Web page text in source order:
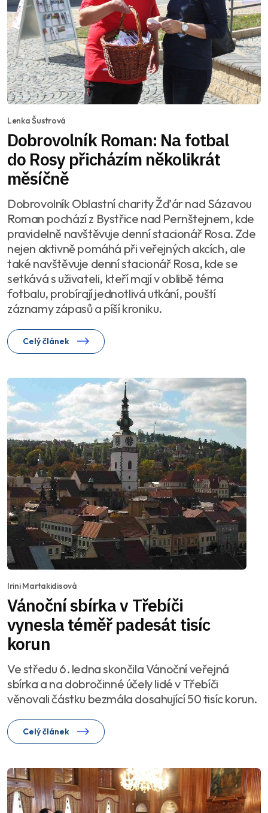
Lenka Šustrová
Dobrovolník Roman: Na fotbal
do Rosy přicházím několikrát
měsíčně
Dobrovolník Oblastní charity Žďár nad Sázavou
Roman pochází z Bystřice nad Pernštejnem, kde
pravidelně navštěvuje denní stacionář Rosa. Zde
nejen aktivně pomáhá při veřejných akcích, ale
také navštěvuje denní stacionář Rosa, kde se
setkává s uživateli, kteří mají v oblibě téma
fotbalu, probírají jednotlivá utkání, pouští
záznamy zápasů a píší kroniku.
Celý článek
Irini Martakidisová
Vánoční sbírka v Třebíči
vynesla téměř padesát tisíc
korun
Ve středu 6. ledna skončila Vánoční veřejná
sbírka a na dobročinné účely lidé v Třebíči
věnovali částku bezmála dosahující 50 tisíc korun.
Celý článek